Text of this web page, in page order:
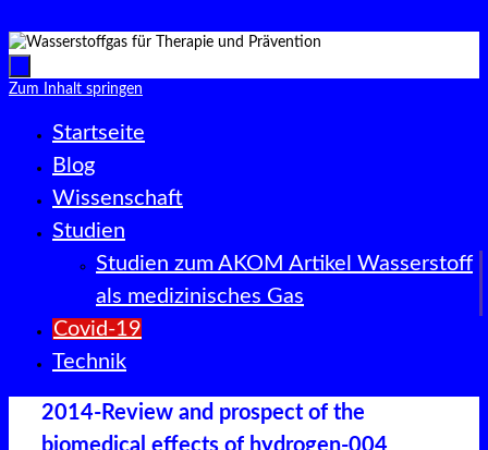
Zum Inhalt springen
Startseite
Blog
Wissenschaft
Studien
Studien zum AKOM Artikel Wasserstoff
als medizinisches Gas
Covid-19
Technik
2014-Review and prospect of the
biomedical effects of hydrogen-004